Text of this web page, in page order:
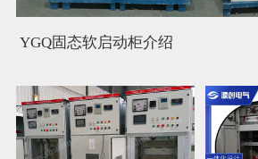
YGQ固态软启动柜介绍